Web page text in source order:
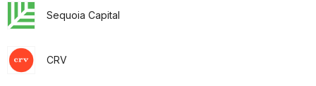
Sequoia Capital
CRV